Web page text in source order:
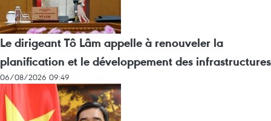
Le dirigeant Tô Lâm appelle à renouveler la
planification et le développement des infrastructures
06/08/2026 09:49